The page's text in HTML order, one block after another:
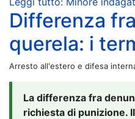
Differenza
querela: i
Arresto all'estero e difesa
La differenza fra
richiesta di punizione.